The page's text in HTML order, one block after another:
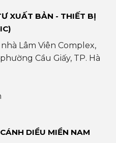
XUẤT BẢN - THIẾT BỊ
Lâm Viên Complex,
Cầu Giấy, TP. Hà
DIỀU MIỀN NAM